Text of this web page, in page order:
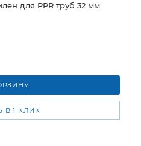
для PPR труб 32 мм
В 1 КЛИК